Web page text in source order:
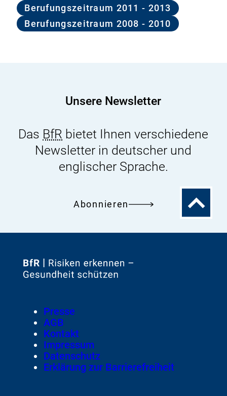
Berufungszeitraum 2011 - 2013
Berufungszeitraum 2008 - 2010
Unsere Newsletter
Das BfR bietet Ihnen verschiedene
Newsletter in deutscher und
englischer Sprache.
Abonnieren
Zum
Zur
Footer
Meta-
Navigation
Presse
AGB
Kontakt
Impressum
Datenschutz
Erklärung zur Barrierefreiheit